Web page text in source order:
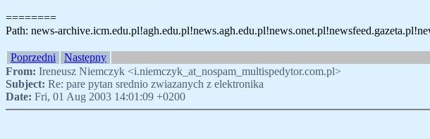
========
Path: news-
Poprzedni Następny
From: Ireneusz Niemczyk <i.niemczyk_at_nospam_multispedytor.com.pl>
Subject: Re: pare pytan srednio zwiazanych z elektronika
Date: Fri, 01 Aug 2003 14:01:09 +0200